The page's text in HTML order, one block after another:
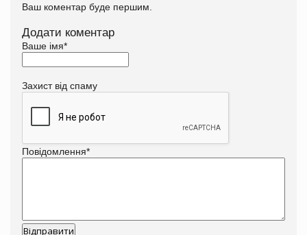
Ваш коментар буде першим.
Додати коментар
Ваше імя*
Захист від спаму
Повідомлення*